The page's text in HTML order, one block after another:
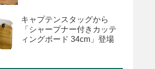
キャプテンスタッグから
「シャープナー付きカッテ
ィングボード 34cm」登場